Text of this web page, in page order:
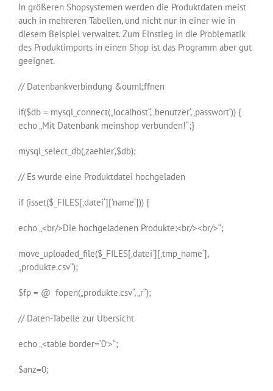
In größeren Shopsystemen werden die Produktdaten meist
auch in mehreren Tabellen, und nicht nur in einer wie in
diesem Beispiel verwaltet. Zum Einstieg in die Problematik
des Produktimports in einen Shop ist das Programm aber gut
geeignet.
// Datenbankverbindung &ouml;ffnen
if($db = mysql_connect(„localhost“, ‚benutzer‘, ‚passwort‘)) {
echo „Mit Datenbank meinshop verbunden!“;}
mysql_select_db(‚zaehler‘,$db);
// Es wurde eine Produktdatei hochgeladen
if (isset($_FILES[‚datei‘][’name‘])) {
echo „<br/>Die hochgeladenen Produkte:<br/><br/>“;
move_uploaded_file($_FILES[‚datei‘][‚tmp_name‘],
„produkte.csv“);
$fp = @ fopen(„produkte.csv“, „r“);
// Daten-Tabelle zur Übersicht
echo „<table border=’0′>“;
$anz=0;